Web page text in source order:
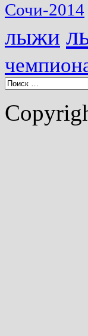
Сочи-2014
лыжи